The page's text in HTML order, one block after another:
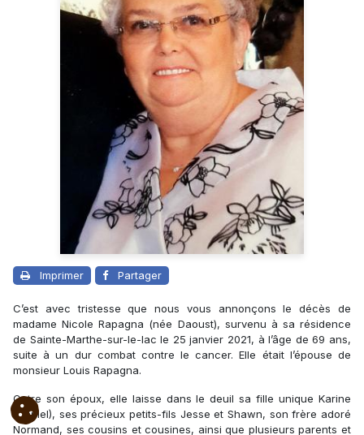
Imprimer Partager
C’est avec tristesse que nous vous annonçons le décès de
madame Nicole Rapagna (née Daoust), survenu à sa résidence
de Sainte-Marthe-sur-le-lac le 25 janvier 2021, à l’âge de 69 ans,
suite à un dur combat contre le cancer. Elle était l’épouse de
monsieur Louis Rapagna.
Outre son époux, elle laisse dans le deuil sa fille unique Karine
(Daniel), ses précieux petits-fils Jesse et Shawn, son frère adoré
Normand, ses cousins et cousines, ainsi que plusieurs parents et